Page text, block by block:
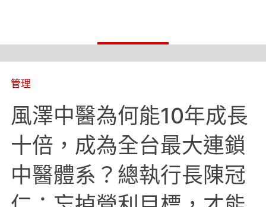
管理
風澤中醫為何能10年成長
十倍，成為全台最大連鎖
中醫體系？總執行長陳冠